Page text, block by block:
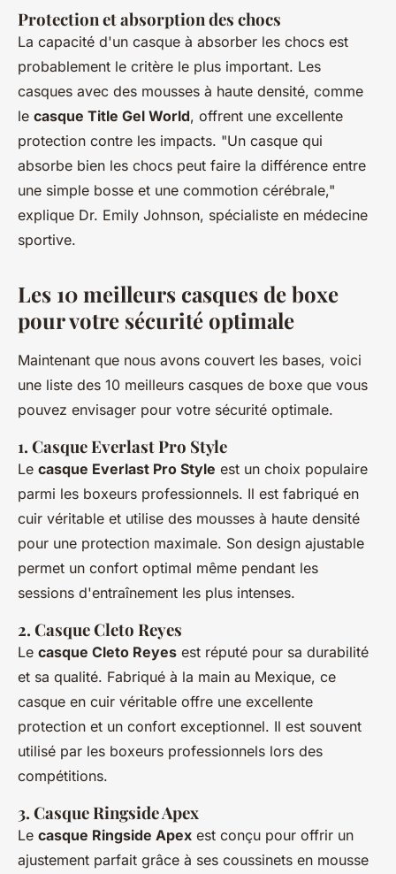
Protection et absorption des chocs
La capacité d'un casque à absorber les chocs est
probablement le critère le plus important. Les
casques avec des mousses à haute densité, comme
le casque Title Gel World, offrent une excellente
protection contre les impacts. "Un casque qui
absorbe bien les chocs peut faire la différence entre
une simple bosse et une commotion cérébrale,"
explique Dr. Emily Johnson, spécialiste en médecine
sportive.
Les 10 meilleurs casques de boxe
pour votre sécurité optimale
Maintenant que nous avons couvert les bases, voici
une liste des 10 meilleurs casques de boxe que vous
pouvez envisager pour votre sécurité optimale.
1. Casque Everlast Pro Style
Le casque Everlast Pro Style est un choix populaire
parmi les boxeurs professionnels. Il est fabriqué en
cuir véritable et utilise des mousses à haute densité
pour une protection maximale. Son design ajustable
permet un confort optimal même pendant les
sessions d'entraînement les plus intenses.
2. Casque Cleto Reyes
Le casque Cleto Reyes est réputé pour sa durabilité
et sa qualité. Fabriqué à la main au Mexique, ce
casque en cuir véritable offre une excellente
protection et un confort exceptionnel. Il est souvent
utilisé par les boxeurs professionnels lors des
compétitions.
3. Casque Ringside Apex
Le casque Ringside Apex est conçu pour offrir un
ajustement parfait grâce à ses coussinets en mousse